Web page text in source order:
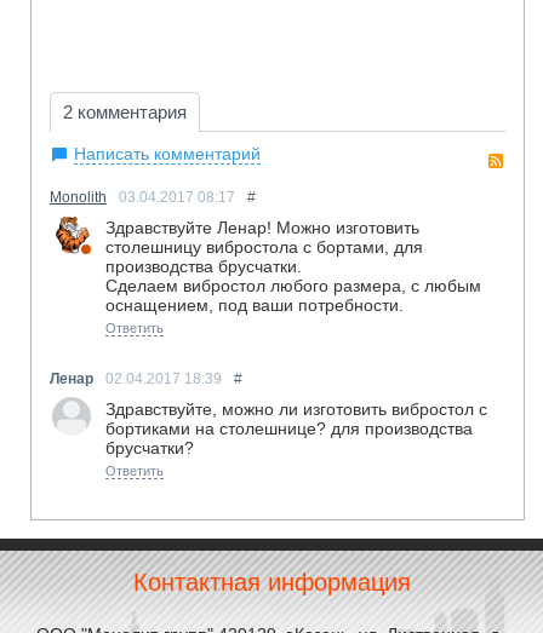
2 комментария
Написать комментарий
Monolith 03.04.2017 08:17 #
Здравствуйте Ленар! Можно изготовить
столешницу вибростола с бортами, для
производства брусчатки.
Сделаем вибростол любого размера, с любым
оснащением, под ваши потребности.
Ответить
Ленар 02.04.2017 18:39 #
Здравствуйте, можно ли изготовить вибростол с
бортиками на столешнице? для производства
брусчатки?
Ответить
Контактная информация